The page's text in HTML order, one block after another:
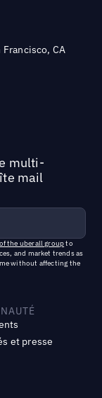
Francisco, CA
multi-
mail
the uberall groupto
and market trends as
without affecting the
et presse